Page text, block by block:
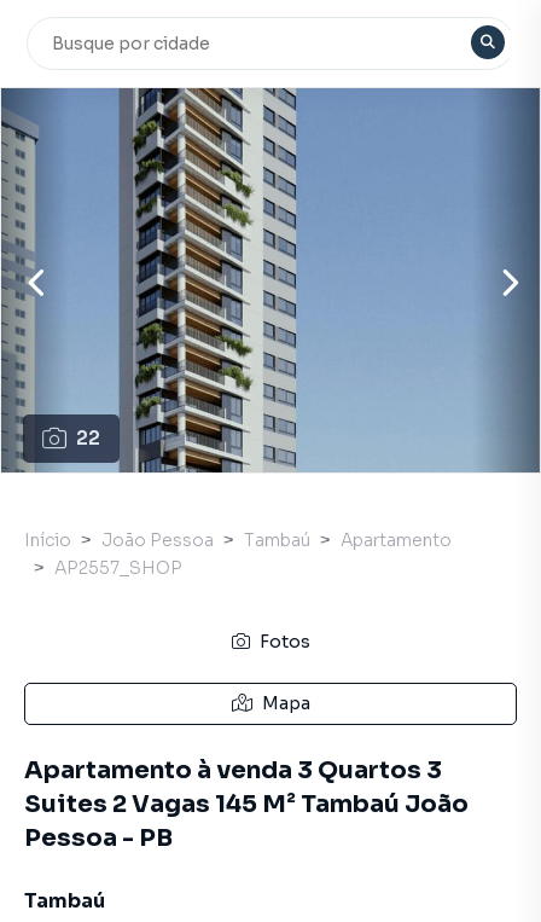
22
Início João Pessoa Tambaú
Apartamento
AP2557_SHOP
Fotos
Mapa
Apartamento à venda 3 Quartos 3
Suites 2 Vagas 145 M² Tambaú João
Pessoa - PB
Tambaú